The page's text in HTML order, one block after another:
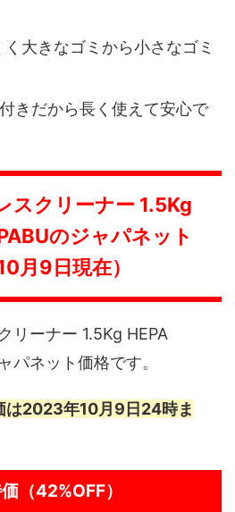
大きなゴミから小さなゴミ
きだから長く使えて安心で
スクリーナー 1.5Kg
のジャパネット
月9日現在）
リーナー 1.5Kg HEPA
パネット価格です。
は2023年10月9日24時ま
（42%OFF）